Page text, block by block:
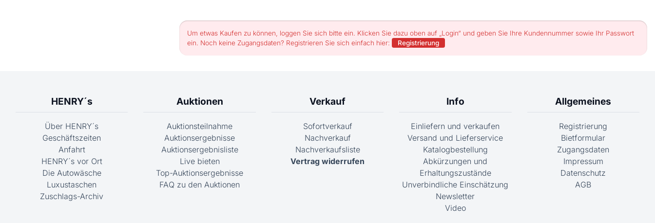
Um etwas Kaufen zu können, loggen Sie sich bitte ein. Klicken Sie dazu oben auf „Login“ und geben Sie Ihre Kundennummer sowie Ihr Passwort
ein. Noch keine Zugangsdaten? Registrieren Sie sich einfach hier:
Registrierung
HENRY´s
Über HENRY´s
Geschäftszeiten
Anfahrt
HENRY´s vor Ort
Die Autowäsche
Luxustaschen
Zuschlags-Archiv
Auktionen
Auktionsteilnahme
Auktionsergebnisse
Auktionsergebnisliste
Live bieten
Top-Auktionsergebnisse
FAQ zu den Auktionen
Verkauf
Sofortverkauf
Nachverkauf
Nachverkaufsliste
Vertrag widerrufen
Info
Einliefern und verkaufen
Versand und Lieferservice
Katalogbestellung
Abkürzungen und
Erhaltungszustände
Unverbindliche Einschätzung
Newsletter
Video
Allgemeines
Registrierung
Bietformular
Zugangsdaten
Impressum
Datenschutz
AGB